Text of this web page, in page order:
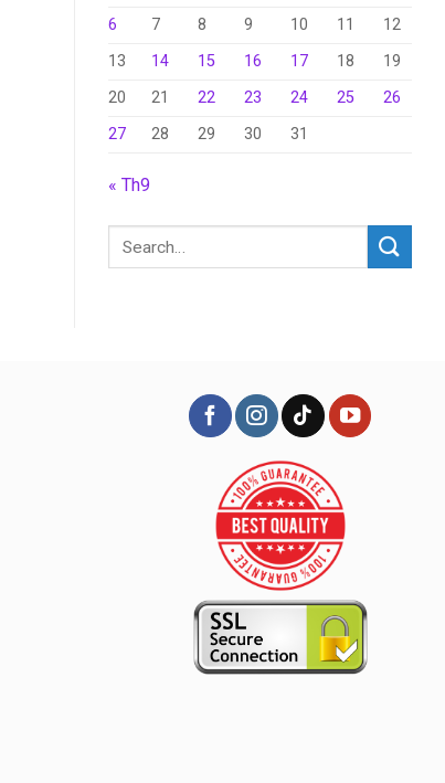
6
7 8 9 10 11
12
13
14 15 16 17 18
19
20
21 22 23 24 25
26
27
28 29 30 31
« Th9